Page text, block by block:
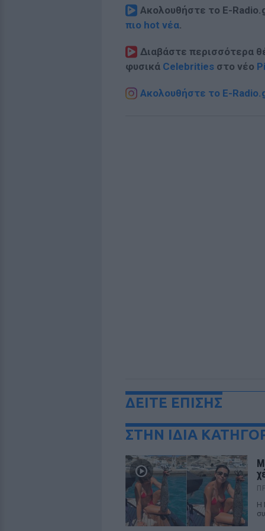
Ακολουθήστε το E-
πιο hot νέα.
Διαβάστε περισσότερα
φυσικά Celebrities στο νέο
Ακολουθήστε το E-
ΔΕΙΤΕ ΕΠΙΣΗΣ
ΣΤΗΝ ΙΔΙΑ
Η